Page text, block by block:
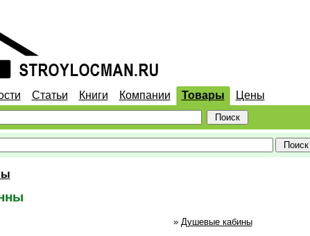
Статьи Книги Компании Товары Цены
» Душевые кабины